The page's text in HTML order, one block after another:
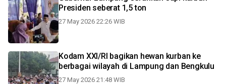
Presiden seberat 1,5 ton
27 May 2026 22:26 WIB
Kodam XXI/RI bagikan hewan kurban ke
berbagai wilayah di Lampung dan Bengkulu
27 May 2026 21:48 WIB